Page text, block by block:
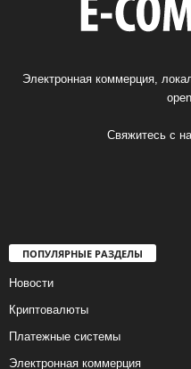
Электронная коммерция,
Свяжитесь с
ПОПУЛЯРНЫЕ РАЗДЕЛЫ
Новости
Криптовалюты
Платежные системы
Электронная коммерция